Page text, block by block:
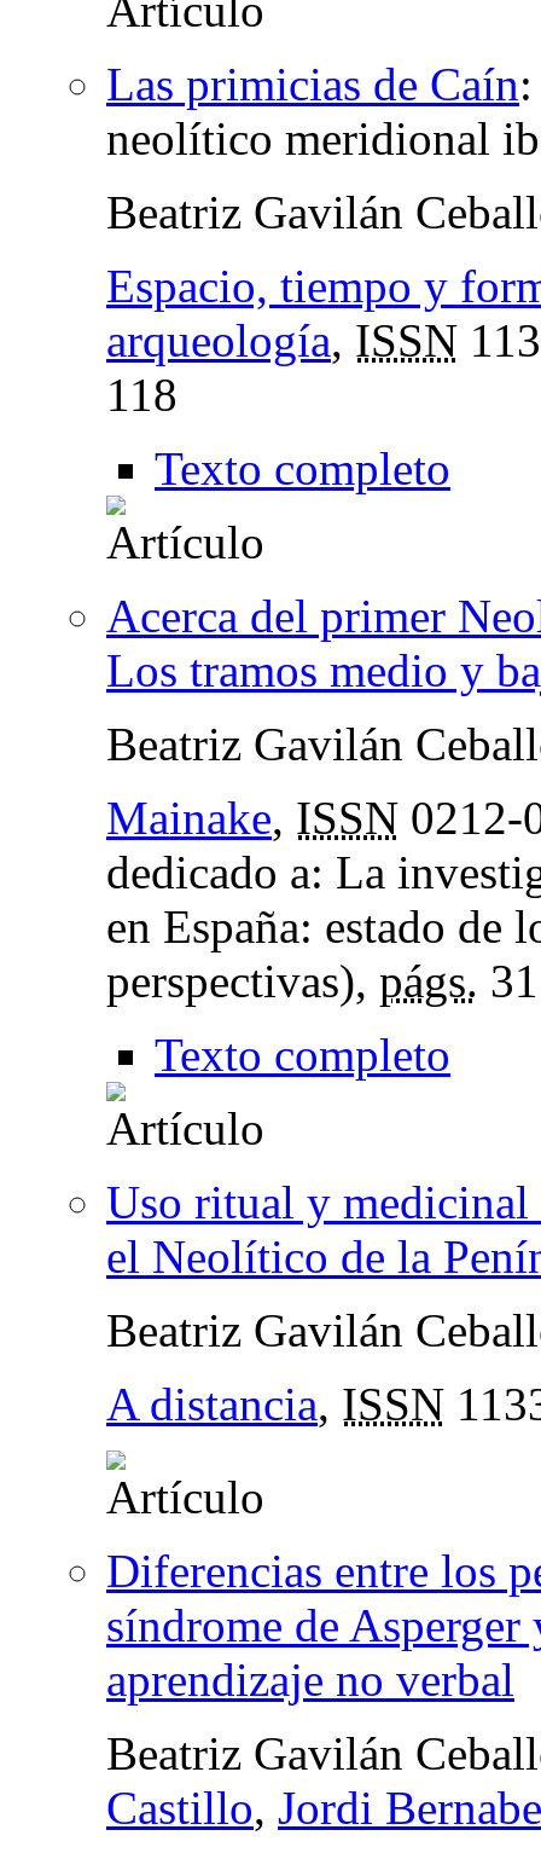
Las primicias de Caín
neolítico meridional
Beatriz Gavilán
Espacio, tiempo y
arqueología, ISSN
118
Texto completo
Acerca del primer
Los tramos medio y
Beatriz Gavilán
Mainake, ISSN
dedicado a: La
en España: estado de
perspectivas), págs.
Texto completo
Uso ritual y medicinal
el Neolítico de la
Beatriz Gavilán
A distancia, ISSN
Diferencias entre los
síndrome de
aprendizaje no verbal
Beatriz Gavilán
Castillo, Jordi